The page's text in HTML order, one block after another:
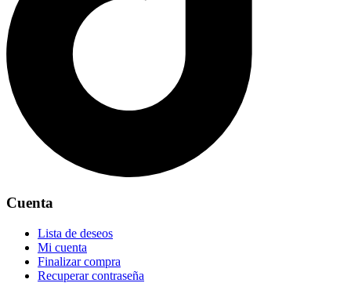
Cuenta
Lista de deseos
Mi cuenta
Finalizar compra
Recuperar contraseña